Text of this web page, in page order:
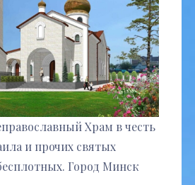
Храм в честь
и прочих святых
Город Минск